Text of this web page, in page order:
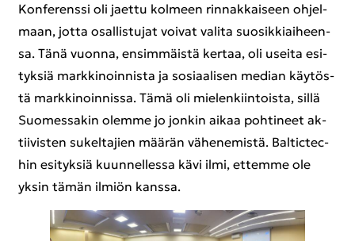
Kon­fe­rens­si oli jaet­tu kol­meen rin­nak­kai­seen oh­jel­
maan, jotta osal­lis­tu­jat voi­vat va­li­ta suo­sik­kiai­heen­
sa. Tänä vuon­na, en­sim­mäis­tä ker­taa, oli usei­ta esi­
tyk­siä mark­ki­noin­nis­ta ja so­si­aa­li­sen me­dian käy­tös­
tä mark­ki­noin­nis­sa. Tämä oli mie­len­kiin­tois­ta, sillä
Suo­mes­sa­kin olem­me jo jon­kin aikaa poh­ti­neet ak­
tii­vis­ten su­kel­ta­jien mää­rän vä­he­ne­mis­tä. Bal­tic­tec­
hin esi­tyk­siä kuun­nel­les­sa kävi ilmi, et­tem­me ole
yksin tämän il­miön kans­sa.